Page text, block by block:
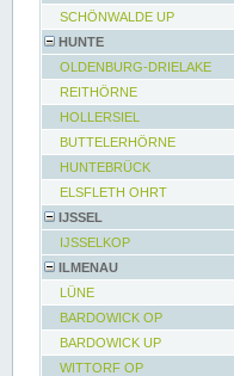
SCHÖNWALDE UP
HUNTE
OLDENBURG-DRIELAKE
REITHÖRNE
HOLLERSIEL
BUTTELERHÖRNE
HUNTEBRÜCK
ELSFLETH OHRT
IJSSEL
IJSSELKOP
ILMENAU
LÜNE
BARDOWICK OP
BARDOWICK UP
WITTORF OP